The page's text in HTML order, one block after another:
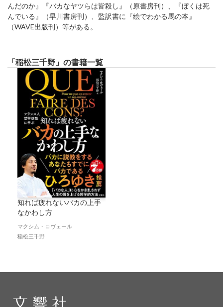
んだのか』『バカなヤツらは皆殺し』（原書房刊）、『ぼくは死
んでいる』（早川書房刊）、監訳書に『絵でわかる馬の本』
（WAVE出版刊）等がある。
「稲松三千野」の書籍一覧
知れば疲れないバカの上手
なかわし方
マクシム・ロヴェール
稲松三千野